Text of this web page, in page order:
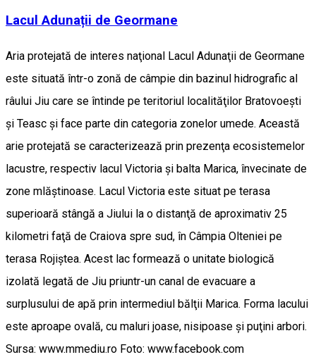
Lacul Adunații de Geormane
Aria protejată de interes naţional Lacul Adunaţii de Geormane
este situată într-o zonă de câmpie din bazinul hidrografic al
râului Jiu care se întinde pe teritoriul localităţilor Bratovoeşti
şi Teasc şi face parte din categoria zonelor umede. Această
arie protejată se caracterizează prin prezenţa ecosistemelor
lacustre, respectiv lacul Victoria şi balta Marica, învecinate de
zone mlăştinoase. Lacul Victoria este situat pe terasa
superioară stângă a Jiului la o distanţă de aproximativ 25
kilometri faţă de Craiova spre sud, în Câmpia Olteniei pe
terasa Rojiştea. Acest lac formează o unitate biologică
izolată legată de Jiu priuntr-un canal de evacuare a
surplusului de apă prin intermediul bălţii Marica. Forma lacului
este aproape ovală, cu maluri joase, nisipoase şi puţini arbori.
Sursa: www.mmediu.ro Foto: www.facebook.com